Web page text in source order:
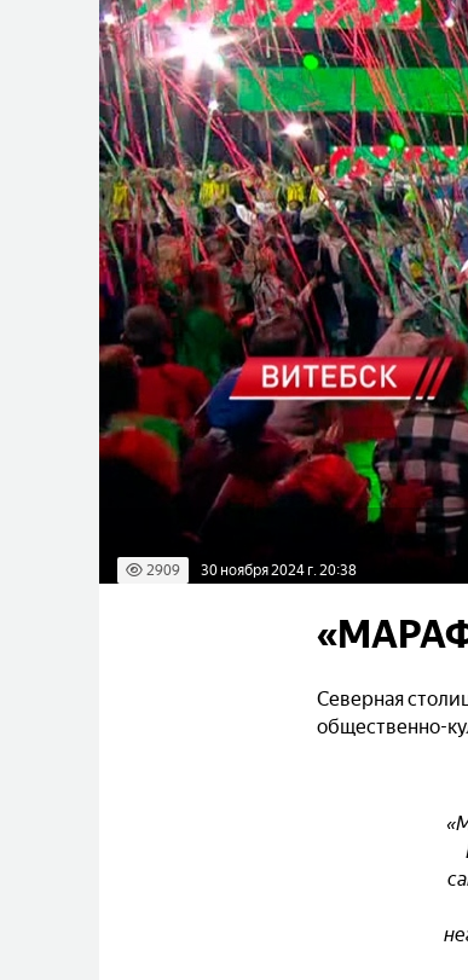
2909 30 ноября 2024 г. 20:38
Северная
общественно-